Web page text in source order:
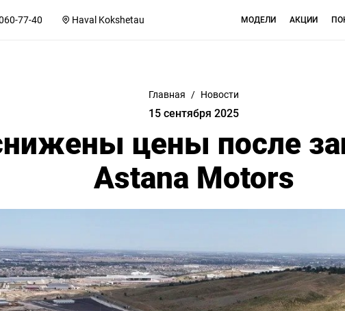
77-40 Haval Kokshetau МОДЕЛИ АКЦИИ
Главная / Новости
15 сентября 2025
цены после
Astana Motors